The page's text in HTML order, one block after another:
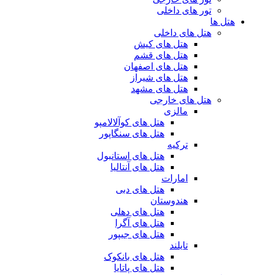
تور های داخلی
هتل ها
هتل های داخلی
هتل های کیش
هتل های قشم
هتل های اصفهان
هتل های شیراز
هتل های مشهد
هتل های خارجی
مالزی
هتل های کوآلالامپو
هتل های سنگاپور
ترکیه
هتل های استانبول
هتل های آنتالیا
امارات
هتل های دبی
هندوستان
هتل های دهلی
هتل های آگرا
هتل های جیپور
تایلند
هتل های بانکوک
هتل های پاتایا